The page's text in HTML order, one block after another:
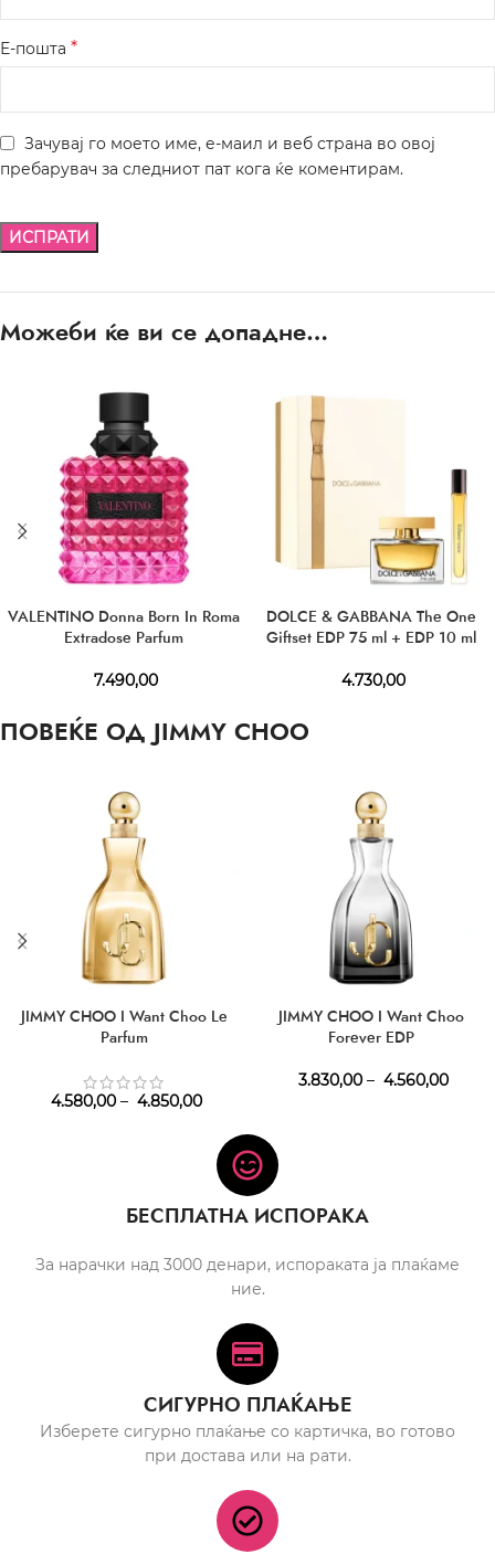
Е-пошта *
Зачувај го моето име, е-маил и веб страна во овој
пребарувач за следниот пат кога ќе коментирам.
Можеби ќе ви се допадне…
VALENTINO Donna Born In Roma
Extradose Parfum
7.490,00
DOLCE & GABBANA The One
Giftset EDP 75 ml + EDP 10 ml
4.730,00
ПОВЕЌЕ ОД JIMMY CHOO
JIMMY CHOO I Want Choo Le
Parfum
4.580,00 – 4.850,00
JIMMY CHOO I Want Choo
Forever EDP
3.830,00 – 4.560,00
БЕСПЛАТНА ИСПОРАКА
За нарачки над 3000 денари, испораката ја плаќаме
ние.
СИГУРНО ПЛАЌАЊЕ
Изберете сигурно плаќање со картичка, во готово
при достава или на рати.